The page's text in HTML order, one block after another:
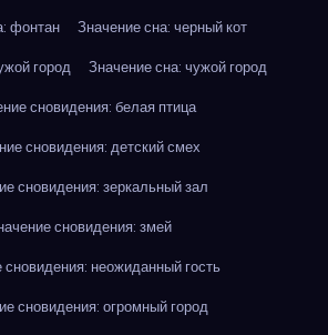
фонтан
Значение сна: черный кот
город
Значение сна: чужой город
сновидения: белая птица
сновидения: детский смех
сновидения: зеркальный зал
сновидения: змей
сновидения: неожиданный гость
сновидения: огромный город